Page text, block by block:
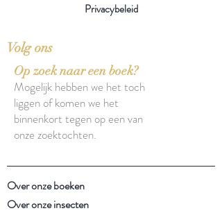
Privacybeleid
Volg ons
Op zoek naar een boek?
Mogelijk hebben we het toch
liggen of komen we het
binnenkort tegen op een van
onze zoektochten.
Over onze boeken
Over onze insecten